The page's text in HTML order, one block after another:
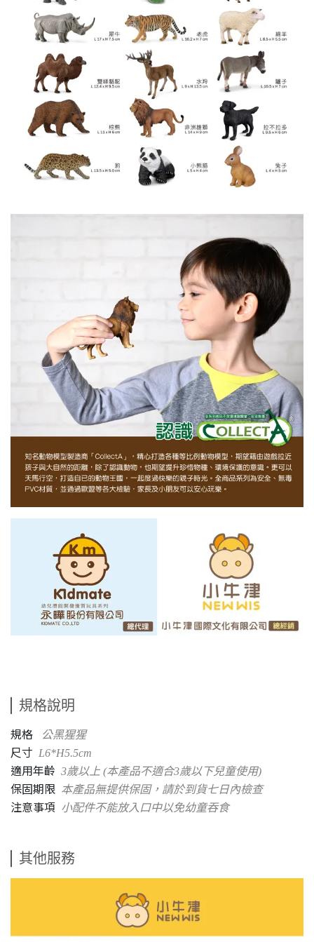
規格說明
規格 公黑猩猩
尺寸 L6*H5.5cm
適用年齡 3歲以上 (本產品不適合3歲以下兒童使用)
保固期限 本產品無提供保固，請於到貨七日內檢查
注意事項 小配件不能放入口中以免幼童吞食
其他服務